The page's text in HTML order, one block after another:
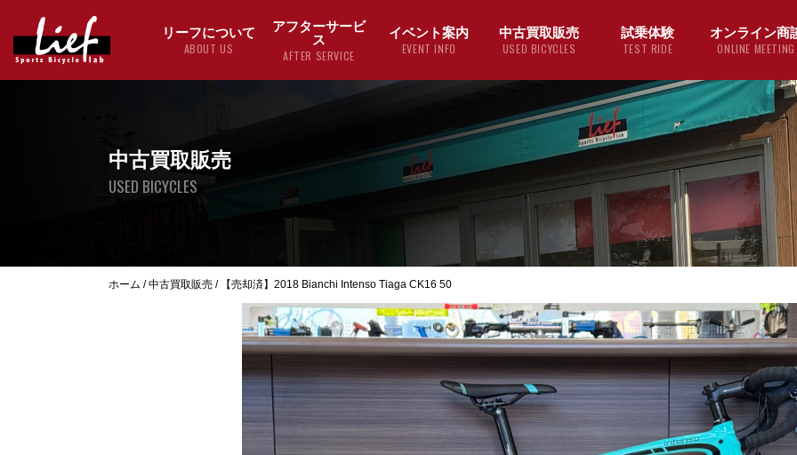
リーフについて
ABOUT US
アフターサービ
ス
AFTER SERVICE
イベント案内
EVENT INFO
中古買取販売
USED BICYCLES
試乗体験
TEST RIDE
オンライン商
ONLINE MEETING
中古買取販売
USED BICYCLES
ホーム /中古買取販売 / 【売却済】2018 Bianchi Intenso Tiaga CK16 50